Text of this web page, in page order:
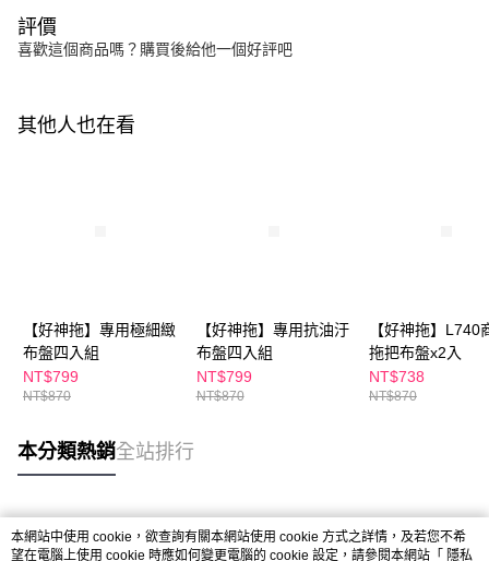
評價
喜歡這個商品嗎？購買後給他一個好評吧
其他人也在看
【好神拖】專用極細緻
布盤四入組
NT$799
NT$870
【好神拖】專用抗油汙
布盤四入組
NT$799
NT$870
【好神拖】L740
拖把布盤x2入
NT$738
NT$870
本分類熱銷全站排行
熱門標籤
本網站中使用 cookie，欲查詢有關本網站使用 cookie 方式之詳情，及若您不希
望在電腦上使用 cookie 時應如何變更電腦的 cookie 設定，請參閱本網站「 隱私